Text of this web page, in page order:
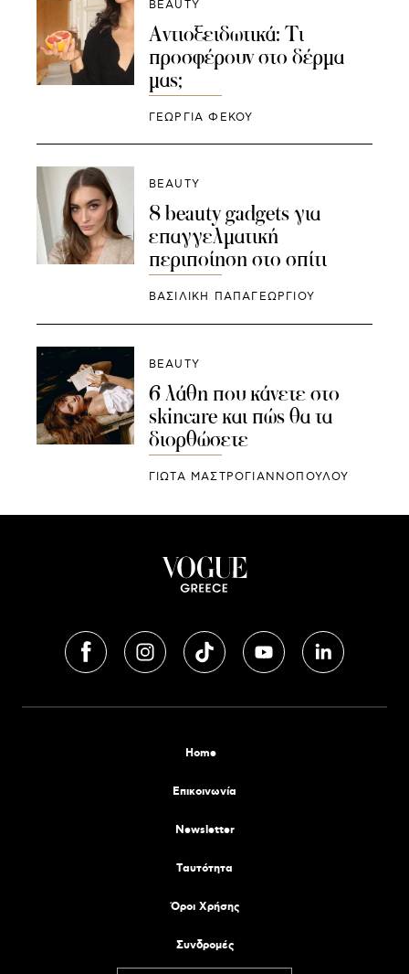
BEAUTY
Αντιοξειδωτικά: Τι
προσφέρουν στο δέρμα
μας;
ΓΕΩΡΓΙΑ ΦΕΚΟΥ
BEAUTY
8 beauty gadgets για
επαγγελματική
περιποίηση στο σπίτι
ΒΑΣΙΛΙΚΗ ΠΑΠΑΓΕΩΡΓΙΟΥ
BEAUTY
6 λάθη που κάνετε στο
skincare και πώς θα τα
διορθώσετε
ΓΙΩΤΑ ΜΑΣΤΡΟΓΙΑΝΝΟΠΟΥΛΟΥ
Home
Επικοινωνία
Newsletter
Tαυτότητα
Όροι Χρήσης
Συνδρομές